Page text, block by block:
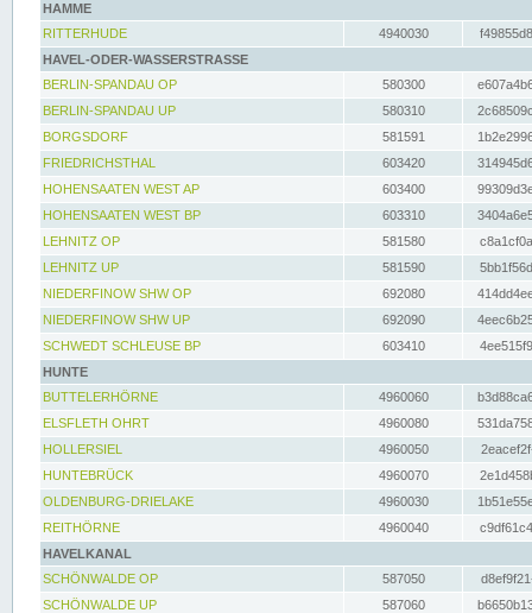
HAMME
RITTERHUDE
4940030
HAVEL-ODER-WASSERSTRASSE
BERLIN-SPANDAU OP
580300
BERLIN-SPANDAU UP
580310
BORGSDORF
581591
FRIEDRICHSTHAL
603420
HOHENSAATEN WEST AP
603400
HOHENSAATEN WEST BP
603310
LEHNITZ OP
581580
LEHNITZ UP
581590
NIEDERFINOW SHW OP
692080
NIEDERFINOW SHW UP
692090
SCHWEDT SCHLEUSE BP
603410
HUNTE
BUTTELERHÖRNE
4960060
ELSFLETH OHRT
4960080
HOLLERSIEL
4960050
HUNTEBRÜCK
4960070
OLDENBURG-DRIELAKE
4960030
REITHÖRNE
4960040
HAVELKANAL
SCHÖNWALDE OP
587050
SCHÖNWALDE UP
587060